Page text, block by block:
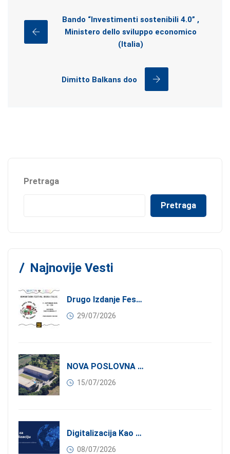
Bando “Investimenti sostenibili 4.0” ,
Ministero dello sviluppo economico
(Italia)
Dimitto Balkans doo
Pretraga
Pretraga
Najnovije Vesti
Drugo Izdanje Festivala JEDI.VOLI.DONIRAJ: Spoj Gastronomije I Solidarnosti
29/07/2026
NOVA POSLOVNA PRILIKA ZA ČLANOVE KONFINDUSTRIJE SRBIJA: Izdavanje Moderne Industrijske Hale U Pančevu – 1.200 M² U Industrijskoj Zoni
15/07/2026
Digitalizacija Kao Pokretač Internacionalizacije
08/07/2026